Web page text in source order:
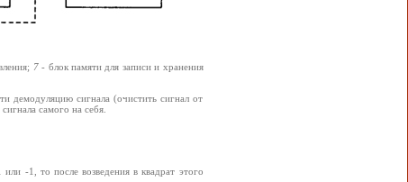
7- блок памяти для записи и хранения
демодуляцию сигнала (очистить сигнал от
самого на себя.
-1, то после возведения в квадрат этого